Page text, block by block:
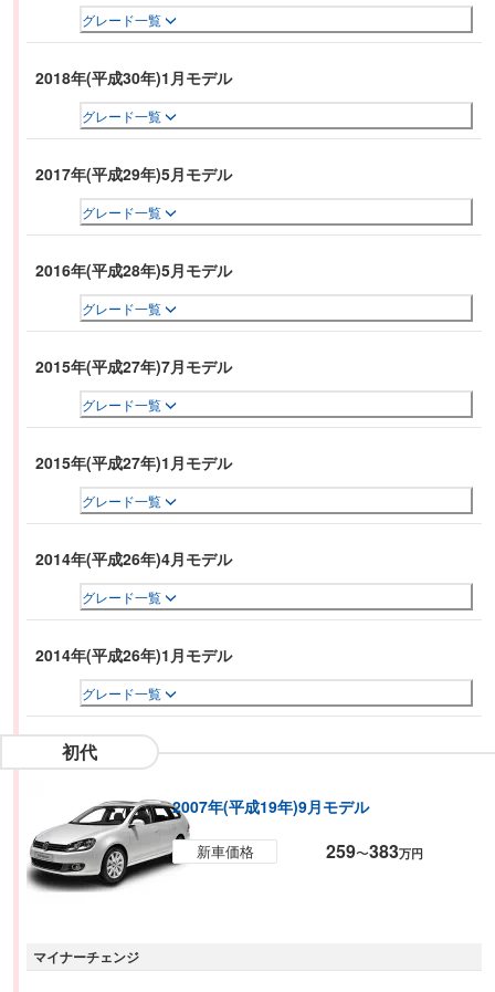
グレード一覧
2018年(平成30年)1月モデル
グレード一覧
2017年(平成29年)5月モデル
グレード一覧
2016年(平成28年)5月モデル
グレード一覧
2015年(平成27年)7月モデル
グレード一覧
2015年(平成27年)1月モデル
グレード一覧
2014年(平成26年)4月モデル
グレード一覧
2014年(平成26年)1月モデル
グレード一覧
初代
2007年(平成19年)9月モデル
新車価格 259〜383万円
マイナーチェンジ